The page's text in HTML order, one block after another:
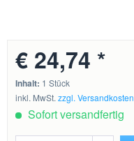
€ 24,74 *
Inhalt: 1 Stück
inkl. MwSt.zzgl. Versandkosten
Sofort versandfertig